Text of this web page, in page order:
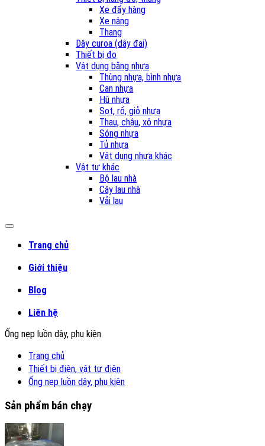
Xe đẩy hàng
Xe nâng
Thang
Dây curoa (dây đai)
Thiết bị đo
Vật dụng bằng nhựa
Thùng nhựa, bình nhựa
Can nhựa
Hũ nhựa
Sọt, rổ, giỏ nhựa
Thau, chậu, xô nhựa
Sóng nhựa
Tủ nhựa
Vật dụng nhựa khác
Vật tư khác
Bộ lau nhà
Cây lau nhà
Vải lau
Trang chủ
Giới thiệu
Blog
Liên hệ
Ống nẹp luồn dây, phụ kiện
Trang chủ
Thiết bị điện, vật tư điện
Ống nẹp luồn dây, phụ kiện
Sản phẩm bán chạy